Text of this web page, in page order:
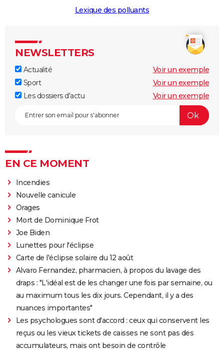
Lexique des polluants
NEWSLETTERS
Actualité
Voir un exemple
Sport
Voir un exemple
Les dossiers d'actu
Voir un exemple
EN CE MOMENT
Incendies
Nouvelle canicule
Orages
Mort de Dominique Frot
Joe Biden
Lunettes pour l'éclipse
Carte de l'éclipse solaire du 12 août
Alvaro Fernandez, pharmacien, à propos du lavage des
draps : "L'idéal est de les changer une fois par semaine, ou
au maximum tous les dix jours. Cependant, il y a des
nuances importantes"
Les psychologues sont d'accord : ceux qui conservent les
reçus ou les vieux tickets de caisses ne sont pas des
accumulateurs, mais ont besoin de contrôle